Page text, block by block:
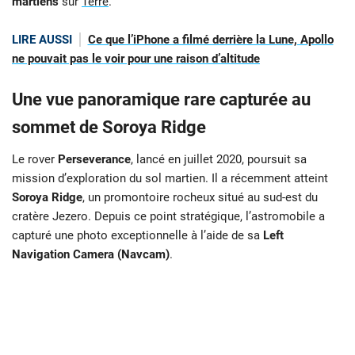
LIRE AUSSI
Ce que l’iPhone a filmé derrière la Lune, Apollo
ne pouvait pas le voir pour une raison d’altitude
Une vue panoramique rare capturée au
sommet de Soroya Ridge
Le rover Perseverance, lancé en juillet 2020, poursuit sa
mission d’exploration du sol martien. Il a récemment atteint
Soroya Ridge, un promontoire rocheux situé au sud-est du
cratère Jezero. Depuis ce point stratégique, l’astromobile a
capturé une photo exceptionnelle à l’aide de sa Left
Navigation Camera (Navcam).